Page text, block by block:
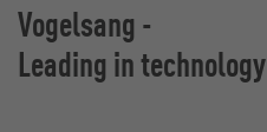
Vogelsang -
Leading in technology